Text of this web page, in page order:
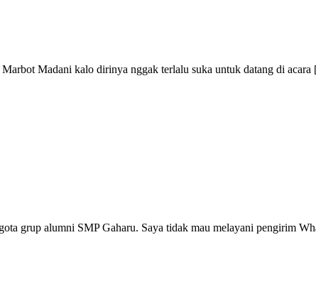
Madani kalo dirinya nggak terlalu suka untuk datang di
grup alumni SMP Gaharu. Saya tidak mau melayani pengirim